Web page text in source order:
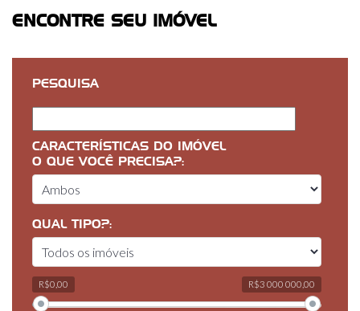
ENCONTRE SEU IMÓVEL
PESQUISA
CARACTERÍSTICAS DO IMÓVEL
O QUE VOCÊ PRECISA?:
QUAL TIPO?:
R$0,00 R$3 000 000,00